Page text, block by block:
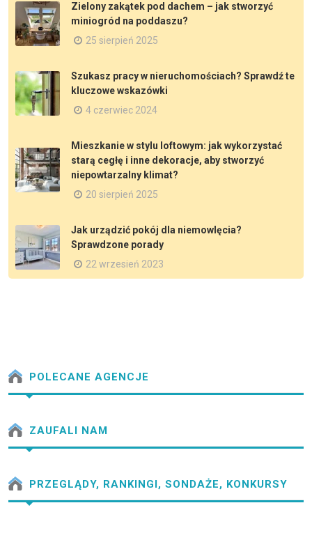
Zielony zakątek pod dachem – jak stworzyć
miniogród na poddaszu?
25 sierpień 2025
Szukasz pracy w nieruchomościach? Sprawdź te
kluczowe wskazówki
4 czerwiec 2024
Mieszkanie w stylu loftowym: jak wykorzystać
starą cegłę i inne dekoracje, aby stworzyć
niepowtarzalny klimat?
20 sierpień 2025
Jak urządzić pokój dla niemowlęcia?
Sprawdzone porady
22 wrzesień 2023
POLECANE AGENCJE
ZAUFALI NAM
PRZEGLĄDY, RANKINGI, SONDAŻE, KONKURSY